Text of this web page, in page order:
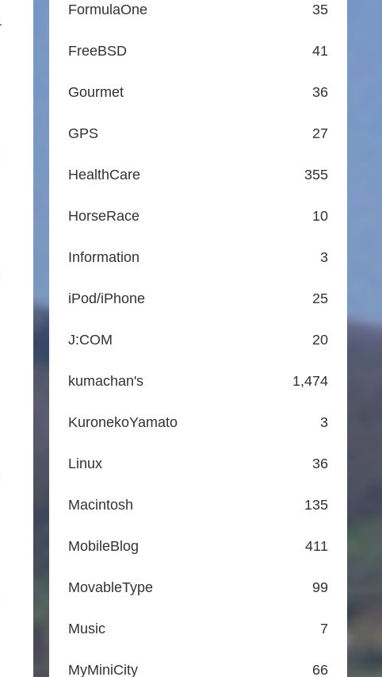
FormulaOne 35
FreeBSD 41
Gourmet 36
GPS 27
HealthCare 355
HorseRace 10
Information 3
iPod/iPhone 25
J:COM 20
kumachan's 1,474
KuronekoYamato 3
Linux 36
Macintosh 135
MobileBlog 411
MovableType 99
Music 7
MyMiniCity 66